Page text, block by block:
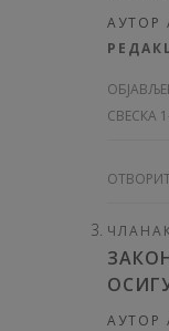
АУТОР
СВЕСКА
АУТОР